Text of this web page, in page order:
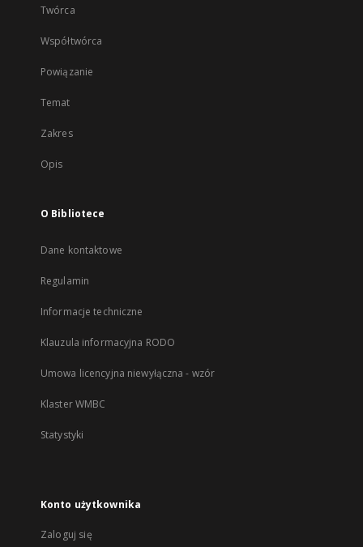
Twórca
Współtwórca
Powiązanie
Temat
Zakres
Opis
O Bibliotece
Dane kontaktowe
Regulamin
Informacje techniczne
Klauzula informacyjna RODO
Umowa licencyjna niewyłączna - wzór
Klaster WMBC
Statystyki
Konto użytkownika
Zaloguj się